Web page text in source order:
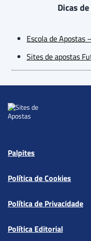
Dicas
Escola de Apostas
Sites de apostas
Palpites
Política de Cookies
Política de Privacidade
Política Editorial